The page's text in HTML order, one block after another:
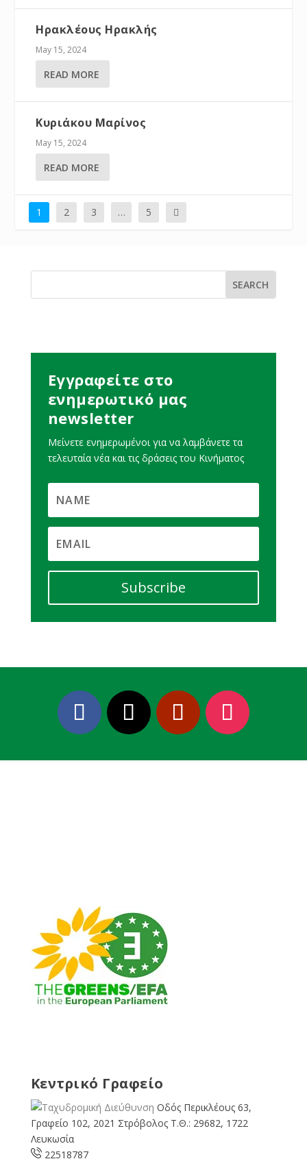
Ηρακλέους Ηρακλής
May 15, 2024
READ MORE
Κυριάκου Μαρίνος
May 15, 2024
READ MORE
1 2 3 … 5
Εγγραφείτε στο
ενημερωτικό μας
newsletter
Μείνετε ενημερωμένοι για να λαμβάνετε τα
τελευταία νέα και τις δράσεις του Κινήματος
Subscribe
Κεντρικό Γραφείο
Οδός Περικλέους 63,
Γραφείο 102, 2021 Στρόβολος Τ.Θ.: 29682, 1722
Λευκωσία
22518787